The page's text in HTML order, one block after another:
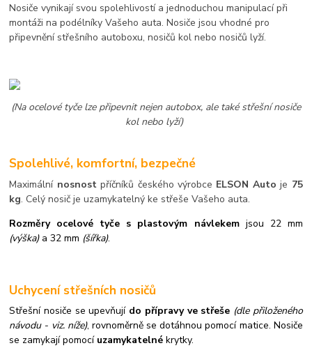
Nosiče vynikají svou spolehlivostí a jednoduchou manipulací při
montáži na podélníky Vašeho auta. Nosiče jsou vhodné pro
připevnění střešního autoboxu, nosičů kol nebo nosičů lyží.
(Na ocelové tyče lze připevnit nejen autobox, ale také střešní nosiče
kol nebo lyží)
Spolehlivé, komfortní, bezpečné
Maximální nosnostpříčníků českého výrobce ELSON Autoje 75
kg. Celý nosič je uzamykatelný ke střeše Vašeho auta.
Rozměry ocelové tyče s plastovým návlekemjsou 22 mm
(výška)a 32 mm (šířka).
Uchycení střešních nosičů
Střešní nosiče se upevňují do přípravy ve střeše (dle přiloženého
návodu - viz. níže), rovnoměrně se dotáhnou pomocí matice. Nosiče
se zamykají pomocí uzamykatelné krytky.